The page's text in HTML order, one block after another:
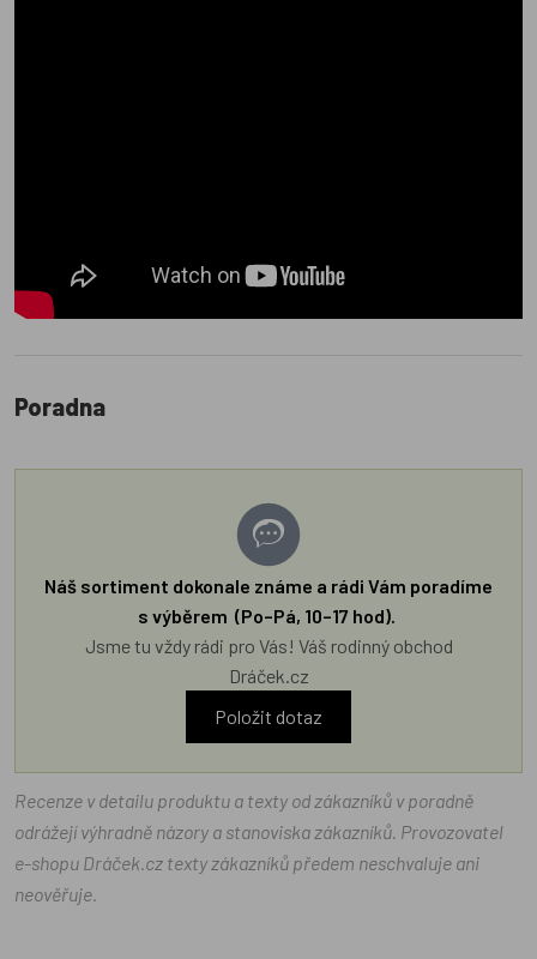
Poradna
Náš sortiment dokonale známe a rádi Vám poradíme
s výběrem (Po–Pá, 10–17 hod).
Jsme tu vždy rádi pro Vás! Váš rodinný obchod
Dráček.cz
Položit dotaz
Recenze v detailu produktu a texty od zákazníků v poradně
odrážejí výhradně názory a stanoviska zákazníků. Provozovatel
e-shopu Dráček.cz texty zákazníků předem neschvaluje ani
neověřuje.